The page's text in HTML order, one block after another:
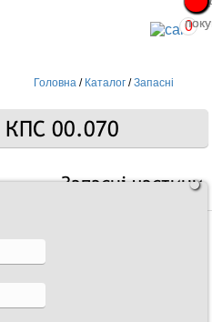
0
Головна / Каталог /Запасні
00.070
Запасні частини